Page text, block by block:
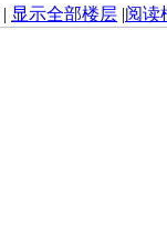
| 显示全部楼层 |阅读